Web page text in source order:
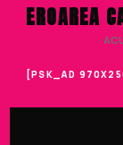
EROAREA
·
[PSK_AD